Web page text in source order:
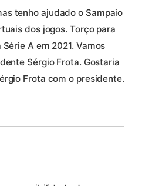
tenho ajudado o Sampaio
dos jogos. Torço para
A em 2021. Vamos
Sérgio Frota. Gostaria
Frota com o presidente.